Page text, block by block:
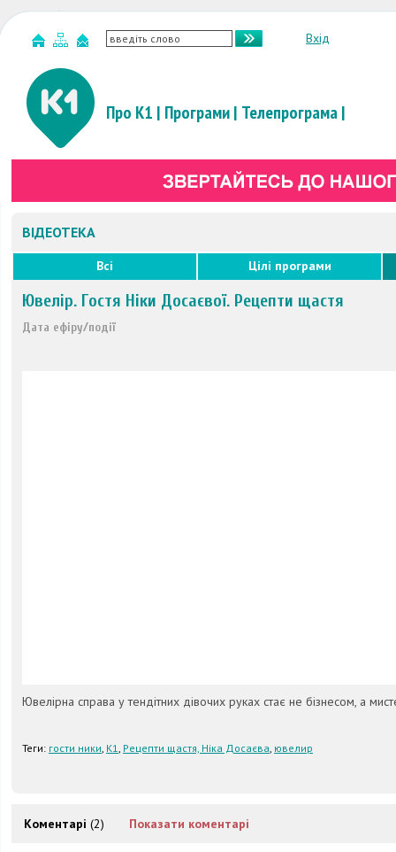
Вхід
Про К1 | Програми| Телепрограма|
ВІДЕОТЕКА
Всі Цілі програми
Ювелір. Гостя Ніки Досаєвої. Рецепти щастя
Дата ефіру/події
Ювелірна справа у тендітних дівочих руках стає не бізнесом, а
Теги: гости ники, К1, Рецепти щастя, Ніка Досаєва, ювелир
Коментарі (2) Показати коментарі